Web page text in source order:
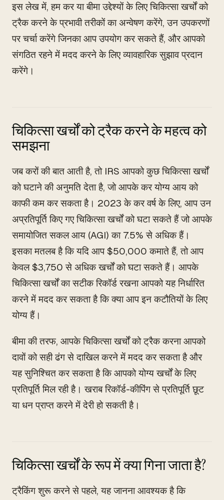
इस लेख में, हम कर या बीमा उद्देश्यों के लिए चिकित्सा खर्चों को
ट्रैक करने के प्रभावी तरीकों का अन्वेषण करेंगे, उन उपकरणों
पर चर्चा करेंगे जिनका आप उपयोग कर सकते हैं, और आपको
संगठित रहने में मदद करने के लिए व्यावहारिक सुझाव प्रदान
करेंगे।
चिकित्सा खर्चों को ट्रैक करने के महत्व को
समझना
जब करों की बात आती है, तो IRS आपको कुछ चिकित्सा खर्चों
को घटाने की अनुमति देता है, जो आपके कर योग्य आय को
काफी कम कर सकता है। 2023 के कर वर्ष के लिए, आप उन
अप्रतिपूर्ति किए गए चिकित्सा खर्चों को घटा सकते हैं जो आपके
समायोजित सकल आय (AGI) का 7.5% से अधिक हैं।
इसका मतलब है कि यदि आप $50,000 कमाते हैं, तो आप
केवल $3,750 से अधिक खर्चों को घटा सकते हैं। आपके
चिकित्सा खर्चों का सटीक रिकॉर्ड रखना आपको यह निर्धारित
करने में मदद कर सकता है कि क्या आप इन कटौतियों के लिए
योग्य हैं।
बीमा की तरफ, आपके चिकित्सा खर्चों को ट्रैक करना आपको
दावों को सही ढंग से दाखिल करने में मदद कर सकता है और
यह सुनिश्चित कर सकता है कि आपको योग्य खर्चों के लिए
प्रतिपूर्ति मिल रही है। खराब रिकॉर्ड-कीपिंग से प्रतिपूर्ति छूट
या धन प्राप्त करने में देरी हो सकती है।
चिकित्सा खर्चों के रूप में क्या गिना जाता है?
ट्रैकिंग शुरू करने से पहले, यह जानना आवश्यक है कि